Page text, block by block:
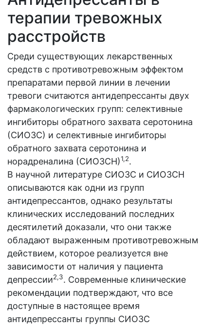
терапии тревожных
расстройств
Среди существующих лекарственных
средств с противотревожным эффектом
препаратами первой линии в лечении
тревоги считаются антидепрессанты двух
фармакологических групп: селективные
ингибиторы обратного захвата серотонина
(СИОЗС) и селективные ингибиторы
обратного захвата серотонина и
норадреналина (СИОЗСН)1,2.
В научной литературе СИОЗС и СИОЗСН
описываются как одни из групп
антидепрессантов, однако результаты
клинических исследований последних
десятилетий доказали, что они также
обладают выраженным противотревожным
действием, которое реализуется вне
зависимости от наличия у пациента
депрессии2,3. Современные клинические
рекомендации подтверждают, что все
доступные в настоящее время
антидепрессанты группы СИОЗС